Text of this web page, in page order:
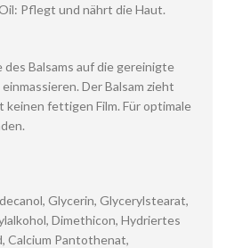
Pflegt und nährt die Haut.
Balsams auf die gereinigte
Der Balsam zieht
keinen fettigen Film. Für optimale
Glycerin, Glycerylstearat,
Dimethicon, Hydriertes
Calcium Pantothenat,